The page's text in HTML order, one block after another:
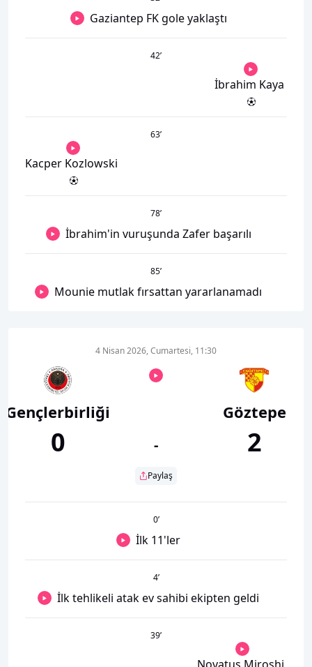
Gaziantep FK gole yaklaştı
42’
İbrahim Kaya
63’
Kacper Kozlowski
78’
İbrahim'in vuruşunda Zafer başarılı
85’
Mounie mutlak fırsattan yararlanamadı
Gençlerbirliği
0
4 Nisan 2026, Cumartesi, 11:30
-
Paylaş
Göztepe
2
0’
İlk 11'ler
4’
İlk tehlikeli atak ev sahibi ekipten geldi
39’